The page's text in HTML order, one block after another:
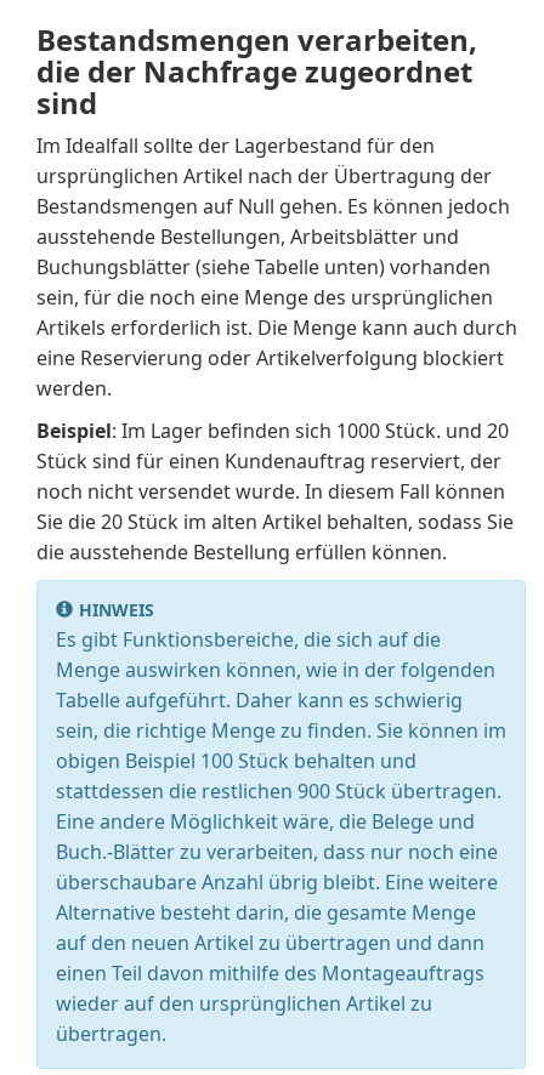
Bestandsmengen verarbeiten,
die der Nachfrage zugeordnet
sind
Im Idealfall sollte der Lagerbestand für den
ursprünglichen Artikel nach der Übertragung der
Bestandsmengen auf Null gehen. Es können jedoch
ausstehende Bestellungen, Arbeitsblätter und
Buchungsblätter (siehe Tabelle unten) vorhanden
sein, für die noch eine Menge des ursprünglichen
Artikels erforderlich ist. Die Menge kann auch durch
eine Reservierung oder Artikelverfolgung blockiert
werden.
Beispiel: Im Lager befinden sich 1000 Stück. und 20
Stück sind für einen Kundenauftrag reserviert, der
noch nicht versendet wurde. In diesem Fall können
Sie die 20 Stück im alten Artikel behalten, sodass Sie
die ausstehende Bestellung erfüllen können.
HINWEIS
Es gibt Funktionsbereiche, die sich auf die
Menge auswirken können, wie in der folgenden
Tabelle aufgeführt. Daher kann es schwierig
sein, die richtige Menge zu finden. Sie können im
obigen Beispiel 100 Stück behalten und
stattdessen die restlichen 900 Stück übertragen.
Eine andere Möglichkeit wäre, die Belege und
Buch.-Blätter zu verarbeiten, dass nur noch eine
überschaubare Anzahl übrig bleibt. Eine weitere
Alternative besteht darin, die gesamte Menge
auf den neuen Artikel zu übertragen und dann
einen Teil davon mithilfe des Montageauftrags
wieder auf den ursprünglichen Artikel zu
übertragen.